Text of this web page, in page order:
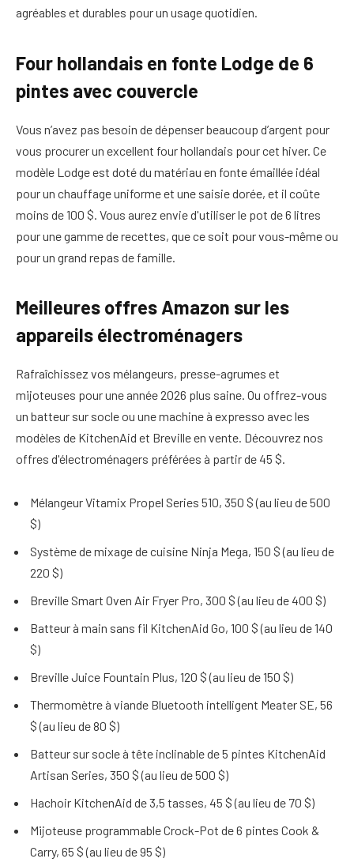
agréables et durables pour un usage quotidien.
Four hollandais en fonte Lodge de 6
pintes avec couvercle
Vous n’avez pas besoin de dépenser beaucoup d’argent pour
vous procurer un excellent four hollandais pour cet hiver. Ce
modèle Lodge est doté du matériau en fonte émaillée idéal
pour un chauffage uniforme et une saisie dorée, et il coûte
moins de 100 $. Vous aurez envie d'utiliser le pot de 6 litres
pour une gamme de recettes, que ce soit pour vous-même ou
pour un grand repas de famille.
Meilleures offres Amazon sur les
appareils électroménagers
Rafraîchissez vos mélangeurs, presse-agrumes et
mijoteuses pour une année 2026 plus saine. Ou offrez-vous
un batteur sur socle ou une machine à expresso avec les
modèles de KitchenAid et Breville en vente. Découvrez nos
offres d'électroménagers préférées à partir de 45 $.
Mélangeur Vitamix Propel Series 510, 350 $ (au lieu de 500
$)
Système de mixage de cuisine Ninja Mega, 150 $ (au lieu de
220 $)
Breville Smart Oven Air Fryer Pro, 300 $ (au lieu de 400 $)
Batteur à main sans fil KitchenAid Go, 100 $ (au lieu de 140
$)
Breville Juice Fountain Plus, 120 $ (au lieu de 150 $)
Thermomètre à viande Bluetooth intelligent Meater SE, 56
$ (au lieu de 80 $)
Batteur sur socle à tête inclinable de 5 pintes KitchenAid
Artisan Series, 350 $ (au lieu de 500 $)
Hachoir KitchenAid de 3,5 tasses, 45 $ (au lieu de 70 $)
Mijoteuse programmable Crock-Pot de 6 pintes Cook &
Carry, 65 $ (au lieu de 95 $)